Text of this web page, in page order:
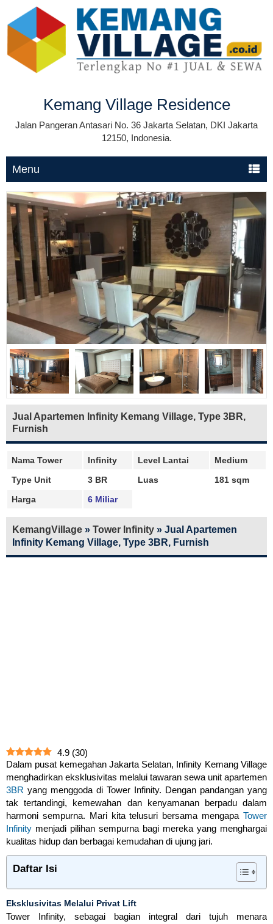
Kemang Village Residence
Jalan Pangeran Antasari No. 36 Jakarta Selatan, DKI Jakarta
12150, Indonesia.
Menu
Jual Apartemen Infinity Kemang Village, Type 3BR,
Furnish
Nama Tower Infinity Level Lantai
Medium
Type Unit
3 BR Luas
181 sqm
Harga
6 Miliar
KemangVillage » Tower Infinity » Jual Apartemen
Infinity Kemang Village, Type 3BR, Furnish
4.9 (30)
Dalam pusat kemegahan Jakarta Selatan, Infinity Kemang Village
menghadirkan eksklusivitas melalui tawaran sewa unit apartemen
3BR yang menggoda di Tower Infinity. Dengan pandangan yang
tak tertandingi, kemewahan dan kenyamanan berpadu dalam
harmoni sempurna. Mari kita telusuri bersama mengapa Tower
Infinity menjadi pilihan sempurna bagi mereka yang menghargai
kualitas hidup dan berbagai kemudahan di ujung jari.
Daftar Isi
Eksklusivitas Melalui Privat Lift
Tower Infinity, sebagai bagian integral dari tujuh menara